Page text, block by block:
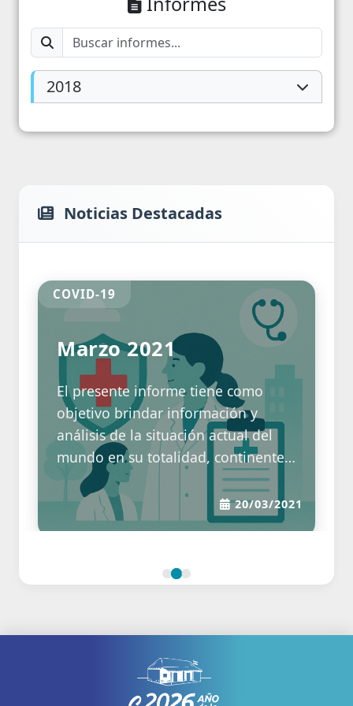
2018
Noticias Destacadas
COVID-19
Marzo 2021
El presente informe tiene como
objetivo brindar información y
análisis de la situación actual del
mundo en su totalidad, continentes,
países, regiones y provincias
respecto a la pandemia de COVID-
19. Se mostrarán los indicadores
mundial, para continuar analizando
la situación de Argentina en
países sudamericanos. Se procederá
con un análisis de Argentina en su
interior y, a continuación, la
situación particular de San Luis en
20/03/2021